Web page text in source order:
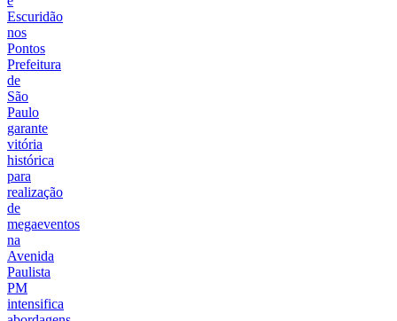
Escuridão
nos
Pontos
Prefeitura
de
São
Paulo
garante
vitória
histórica
para
realização
de
megaeventos
na
Avenida
Paulista
PM
intensifica